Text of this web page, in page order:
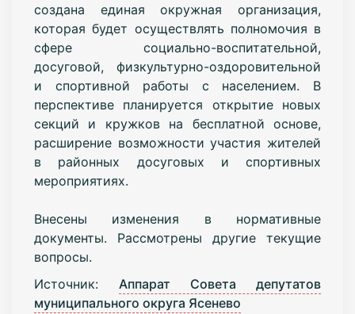
создана единая окружная организация,
которая будет осуществлять полномочия в
сфере социально-воспитательной,
досуговой, физкультурно-оздоровительной
и спортивной работы с населением. В
перспективе планируется открытие новых
секций и кружков на бесплатной основе,
расширение возможности участия жителей
в районных досуговых и спортивных
мероприятиях.
Внесены изменения в нормативные
документы. Рассмотрены другие текущие
вопросы.
Источник: Аппарат Совета депутатов
муниципального округа Ясенево